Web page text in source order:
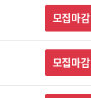
모집마감
모집마감